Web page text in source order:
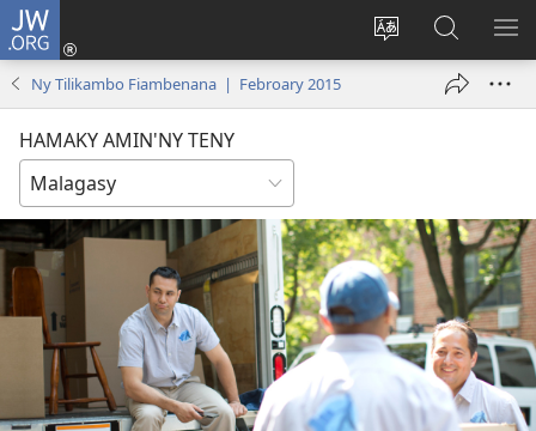
JW.ORG
Hiova
Hiditra
(manokatra
ato
Amin’ny
Ny Tilikambo Fiambenana | Febroary 2015
HAMAKY AMIN'NY TENY